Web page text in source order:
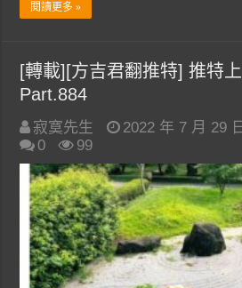
閱讀更多 »
[轉載][方吉君翻推特] 推特
Part.884
寂寞先生 2022 年 7 月 29 日
0
99